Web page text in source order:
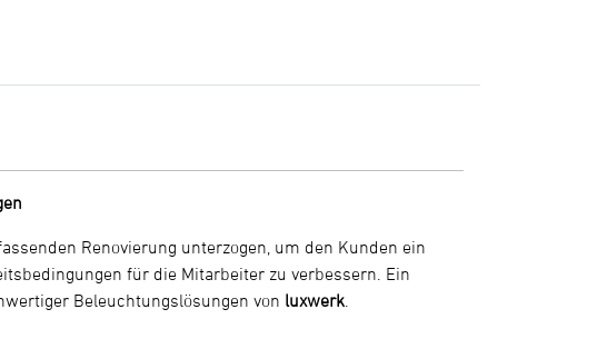
Renovierung unterzogen, um den Kunden ein
für die Mitarbeiter zu verbessern. Ein
Beleuchtungslösungen von luxwerk